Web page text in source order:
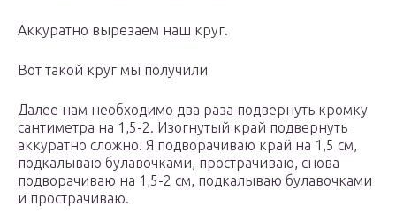
Аккуратно вырезаем наш круг.
Вот такой круг мы получили
Далее нам необходимо два раза подвернуть кромку
сантиметра на 1,5-2. Изогнутый край подвернуть
аккуратно сложно. Я подворачиваю край на 1,5 см,
подкалываю булавочками, прострачиваю, снова
подворачиваю на 1,5-2 см, подкалываю булавочками
и прострачиваю.